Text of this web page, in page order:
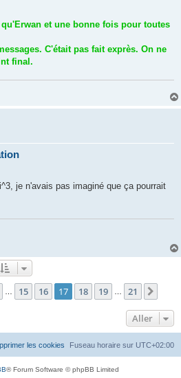
et une bonne fois pour toutes
C'était pas fait exprès. On ne
final.
je n'avais pas imaginé que ça pourrait
sur 21
15 16 17 18 19 21
Aller
Fuseau horaire sur UTC+02:00
les cookies
® Forum Software © phpBB Limited